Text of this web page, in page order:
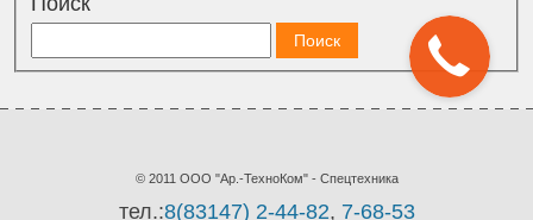
© 2011 ООО "Ар.-ТехноКом" - Спецтехника
тел.:8(83147) 2-44-82, 7-68-53